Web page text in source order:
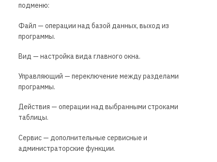
подменю:
Файл — операции над базой данных, выход из
программы.
Вид — настройка вида главного окна.
Управляющий — переключение между разделами
программы.
Действия — операции над выбранными строками
таблицы.
Сервис — дополнительные сервисные и
администраторские функции.